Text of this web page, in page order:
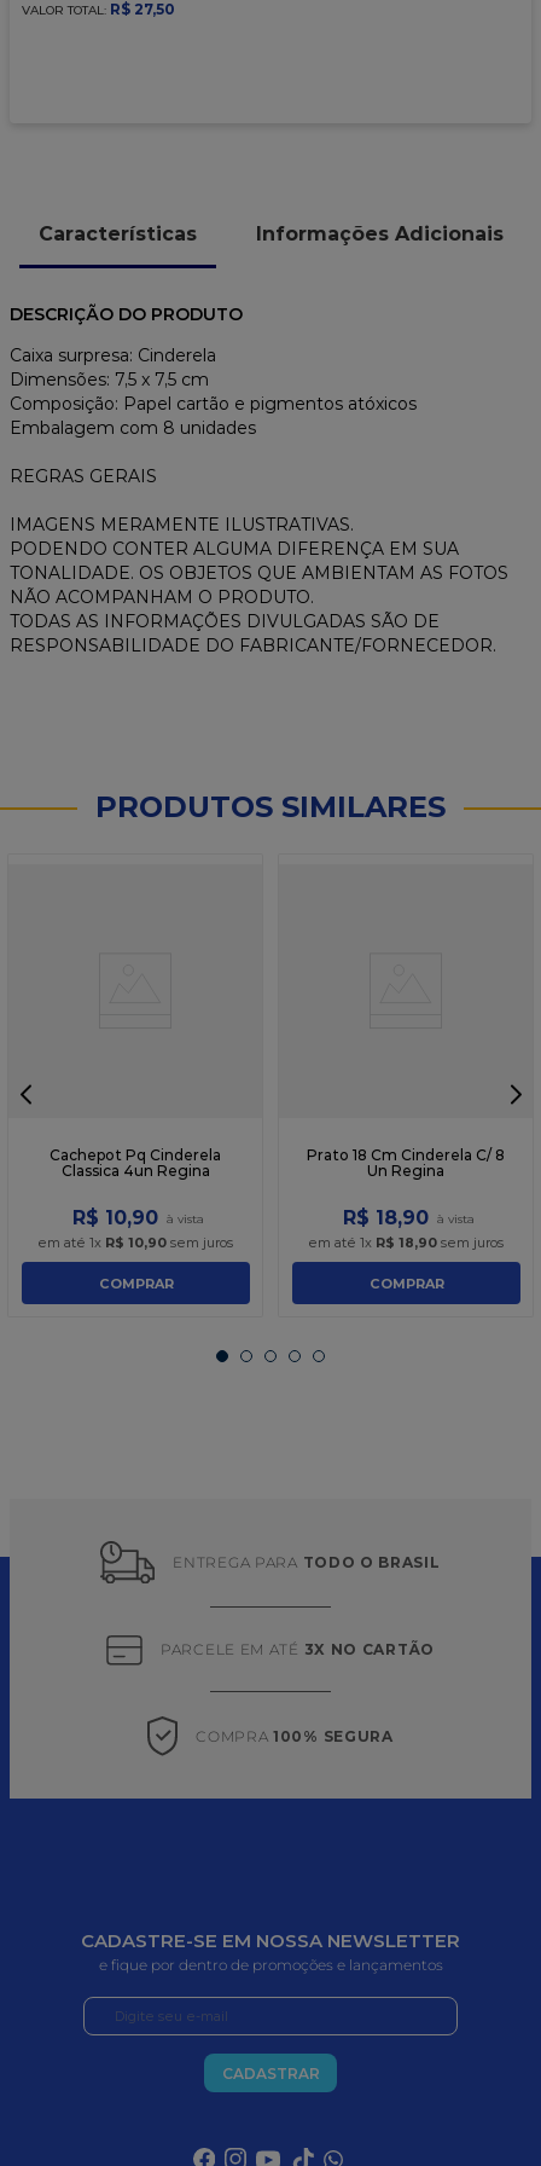
VALOR TOTAL: R$ 27,50
Características Informações Adicionais
DESCRIÇÃO DO PRODUTO
Caixa surpresa: Cinderela
Dimensões: 7,5 x 7,5 cm
Composição: Papel cartão e pigmentos atóxicos
Embalagem com 8 unidades
REGRAS GERAIS
IMAGENS MERAMENTE ILUSTRATIVAS.
PODENDO CONTER ALGUMA DIFERENÇA EM SUA
TONALIDADE. OS OBJETOS QUE AMBIENTAM AS FOTOS
NÃO ACOMPANHAM O PRODUTO.
TODAS AS INFORMAÇÕES DIVULGADAS SÃO DE
RESPONSABILIDADE DO FABRICANTE/FORNECEDOR.
PRODUTOS SIMILARES
Cachepot Pq Cinderela
Classica 4un Regina
R$ 10,90
em até 1x R$ 10,90 sem juros
COMPRAR
Prato 18 Cm Cinderela C/ 8
Un Regina
R$ 18,90
em até 1x R$ 18,90 sem juros
COMPRAR
ENTREGA PARA TODO O BRASIL
PARCELE EM ATÉ 3X NO CARTÃO
COMPRA 100% SEGURA
CADASTRE-SE EM NOSSA NEWSLETTER
e fique por dentro de promoções e lançamentos
CADASTRAR
9 º
caixa kraft